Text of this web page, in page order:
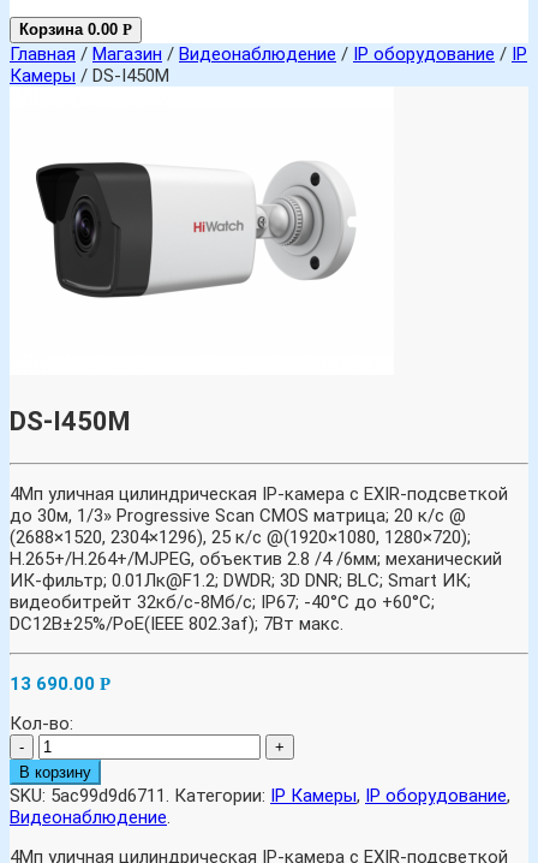
Корзина 0.00 Р
Главная / Магазин / Видеонаблюдение / IP оборудование / IP
Камеры / DS-I450M
DS-I450M
4Мп уличная цилиндрическая IP-камера с EXIR-подсветкой
до 30м, 1/3» Progressive Scan CMOS матрица; 20 к/с @
(2688×1520, 2304×1296), 25 к/с @(1920×1080, 1280×720);
H.265+/H.264+/MJPEG, объектив 2.8 /4 /6мм; механический
ИК-фильтр; 0.01Лк@F1.2; DWDR; 3D DNR; BLC; Smart ИК;
видеобитрейт 32кб/с-8Мб/с; IP67; -40°C до +60°C;
DC12В±25%/PoE(IEEE 802.3af); 7Вт макс.
13 690.00 Р
Кол-во:
-
+
В корзину
SKU: 5ac99d9d6711. Категории: IP Камеры, IP оборудование,
Видеонаблюдение.
4Мп уличная цилиндрическая IP-камера с EXIR-подсветкой